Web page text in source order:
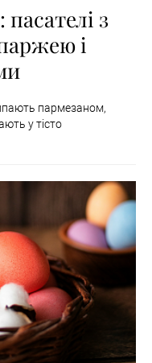
пасателі з
і
пармезаном,
у тісто